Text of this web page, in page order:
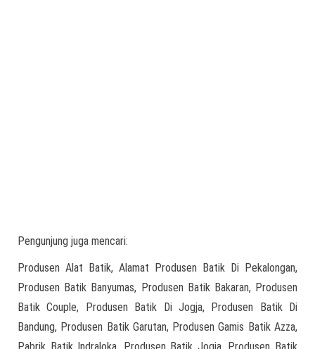
Pengunjung juga mencari:
Produsen Alat Batik, Alamat Produsen Batik Di Pekalongan,
Produsen Batik Banyumas, Produsen Batik Bakaran, Produsen
Batik Couple, Produsen Batik Di Jogja, Produsen Batik Di
Bandung, Produsen Batik Garutan, Produsen Gamis Batik Azza,